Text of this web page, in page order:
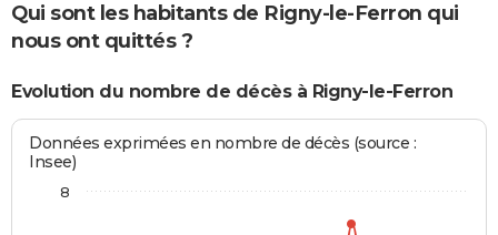
Qui sont les habitants de Rigny-le-Ferron qui
nous ont quittés ?
Evolution du nombre de décès à Rigny-le-Ferron
Données exprimées en nombre de décès (source :
Insee)
8